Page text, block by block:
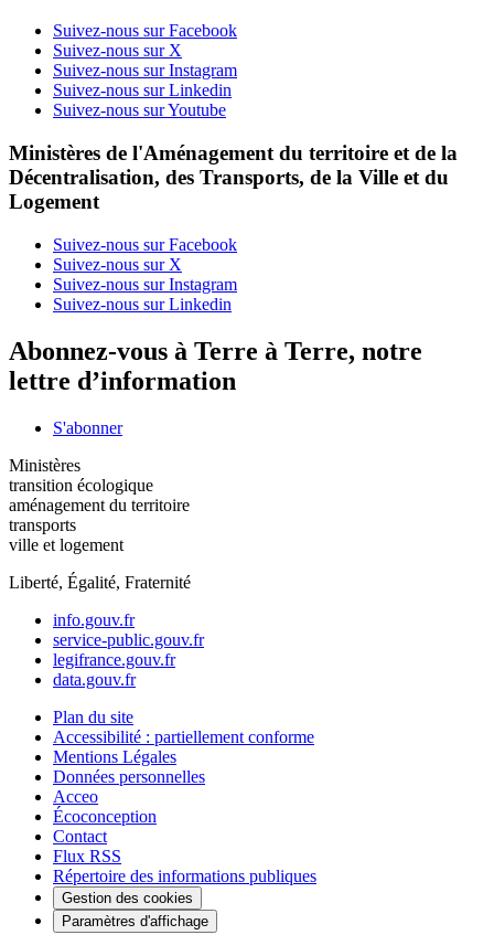
Suivez-nous sur Facebook
Suivez-nous sur X
Suivez-nous sur Instagram
Suivez-nous sur Linkedin
Suivez-nous sur Youtube
Ministères de l'Aménagement du territoire et de la
Décentralisation, des Transports, de la Ville et du
Logement
Suivez-nous sur Facebook
Suivez-nous sur X
Suivez-nous sur Instagram
Suivez-nous sur Linkedin
Abonnez-vous à Terre à Terre, notre
lettre d’information
S'abonner
Ministères
transition écologique
aménagement du territoire
transports
ville et logement
Liberté, Égalité, Fraternité
info.gouv.fr
service-public.gouv.fr
legifrance.gouv.fr
data.gouv.fr
Plan du site
Accessibilité : partiellement conforme
Mentions Légales
Données personnelles
Acceo
Écoconception
Contact
Flux RSS
Répertoire des informations publiques
Gestion des cookies
Paramètres d'affichage